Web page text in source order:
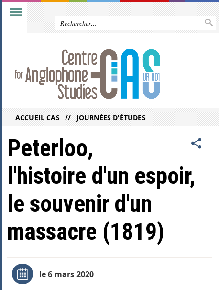
ACCUEIL CAS JOURNÉES D'ÉTUDES
Peterloo,
l'histoire d'un espoir,
le souvenir d'un
massacre (1819)
le 6 mars 2020